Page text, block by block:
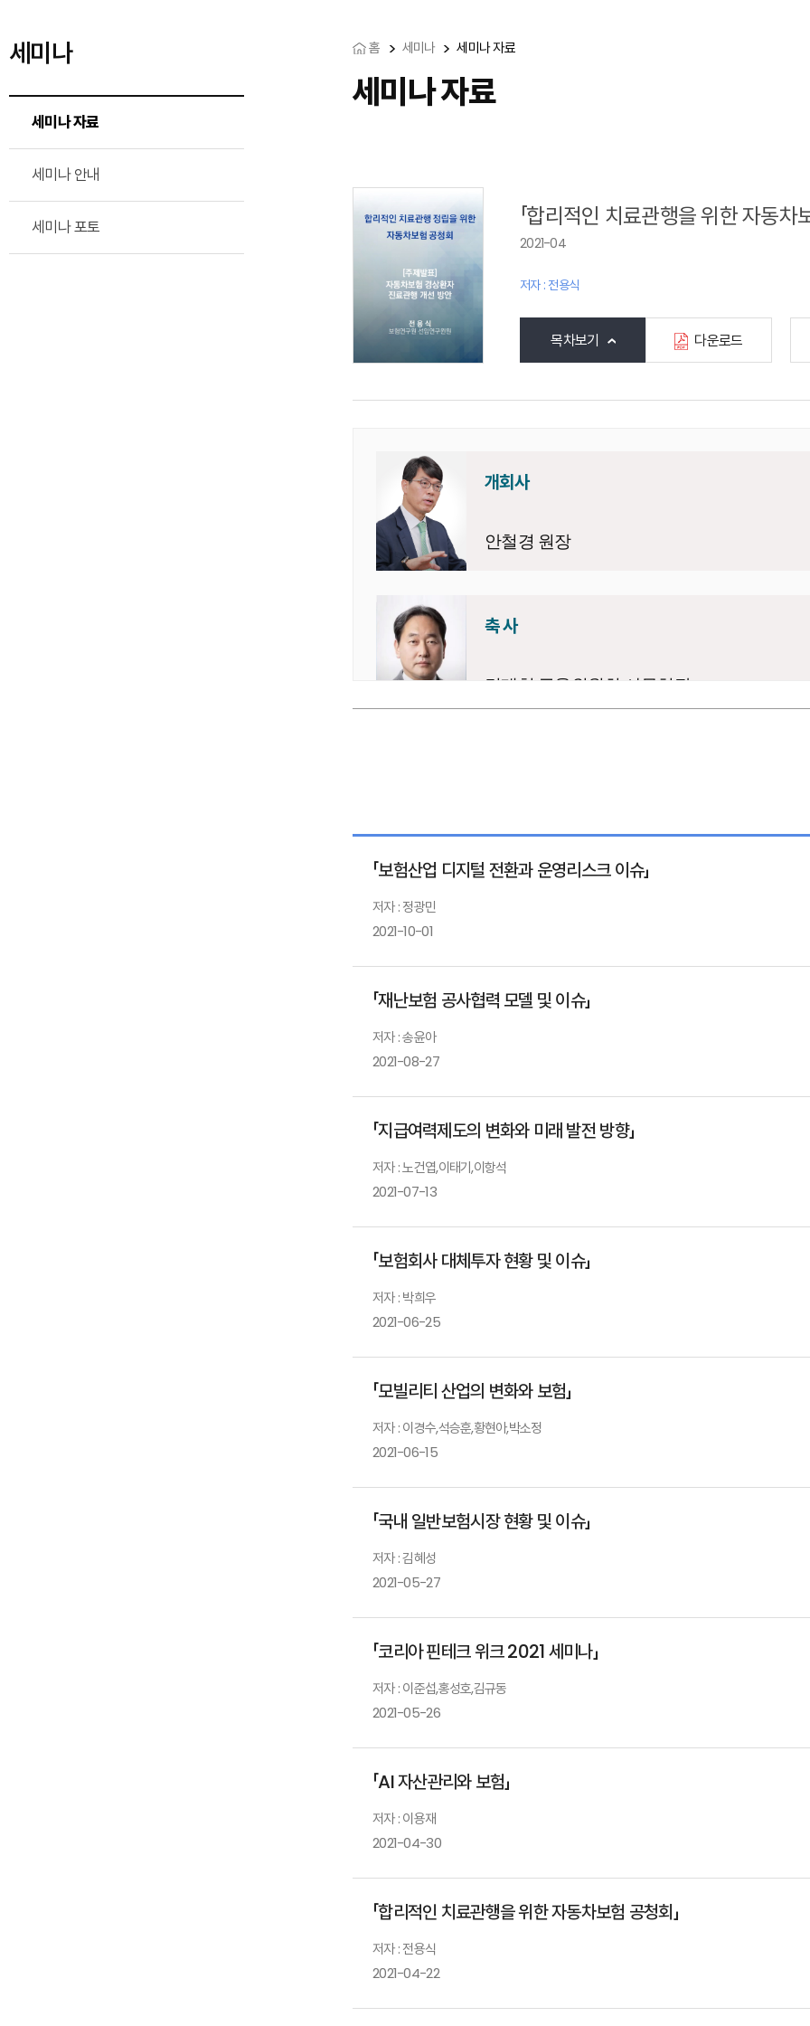
세미나
세미나 자료
세미나 안내
세미나 포토
홈 세미나 세미나 자료
세미나 자료
「합리적인 치료관행을 위한 자동차
2021-04
저자 : 전용식
목차보기 다운로드
개회사
안철경 원장
축 사
김태현 금융위원회 사무처장
「보험산업 디지털 전환과 운영리스크 이슈」
저자 : 정광민
2021-10-01
정광민 포스텍 교수
「재난보험 공사협력 모델 및 이슈」
저자 : 송윤아
2021-08-27
재난보험 공사협력 배경 및 모형
송윤아 연구위원
「지급여력제도의 변화와 미래 발전 방향」
저자 : 노건엽,이태기,이항석
2021-07-13
축 사
이태기 금융감독원 보험리스크총괄팀 팀장
지급여력제도와 보험회사경영
「보험회사 대체투자 현황 및 이슈」
저자 : 박희우
2021-06-25
보험회사대체투자현황과과제
박희우 연구위원
「모빌리티 산업의 변화와 보험」
저자 : 이경수,석승훈,황현아,박소정
2021-06-15
Ⅰ.「자율주행 스마트 모빌리티 산업의 변화」비공개
Ⅱ.「자율주행과 모빌리티: 위험의 배분」
발표자 : 석승훈 서울대
Ⅳ.「자율주행차와 보험 가치 사슬의 변화」
발표자 : 박소정
「국내 일반보험시장 현황 및 이슈」
저자 : 김혜성
2021-05-27
국내 일반보험의 현황과 이슈
: 산학협력의 끊어진 고리를 찾아서
김혜성 박사
「코리아 핀테크 위크 2021 세미나」
저자 : 이준섭,홍성호,김규동
2021-05-26
이준섭 한화생명 신사업부문 상무
「AI 자산관리와 보험」
저자 : 이용재
2021-04-30
이용재 울산과학기술원 교수
「합리적인 치료관행을 위한 자동차보험 공청회」
저자 : 전용식
2021-04-22